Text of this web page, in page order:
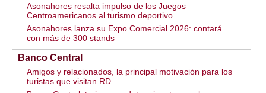
Asonahores resalta impulso de los Juegos
Centroamericanos al turismo deportivo
Asonahores lanza su Expo Comercial 2026: contará
con más de 300 stands
Banco Central
Amigos y relacionados, la principal motivación para los
turistas que visitan RD